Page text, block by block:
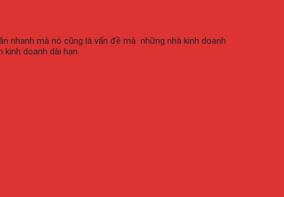
nhanh mà nó cũng là vấn đề mà những nhà kinh doanh
doanh dài hạn.